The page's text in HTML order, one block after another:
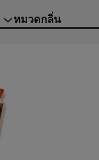
หมวดกลิ่น